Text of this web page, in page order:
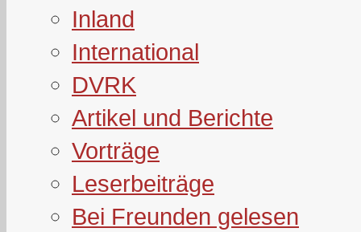
Inland
International
DVRK
Artikel und Berichte
Vorträge
Leserbeiträge
Bei Freunden gelesen